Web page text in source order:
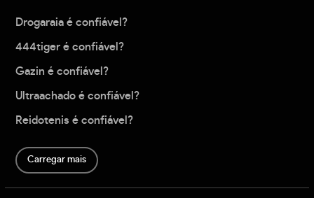
Drogaraia é confiável?
444tiger é confiável?
Gazin é confiável?
Ultraachado é confiável?
Reidotenis é confiável?
Carregar mais